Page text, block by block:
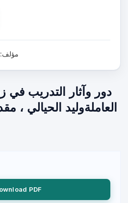
دور وآثار التدريب في
العاملةوليد الحيالي
PDF